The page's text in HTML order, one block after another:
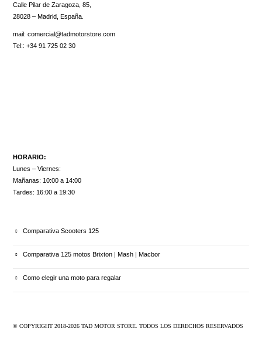
Calle Pilar de Zaragoza, 85,
28028 – Madrid, España.
mail:comercial@tadmotorstore.com
Tel:: +34 91 725 02 30
HORARIO:
Lunes – Viernes:
Mañanas: 10:00 a 14:00
Tardes: 16:00 a 19:30
Comparativa Scooters 125
Comparativa 125 motos Brixton | Mash | Macbor
Como elegir una moto para regalar
© COPYRIGHT 2018-2026 TAD MOTOR STORE. TODOS LOS DERECHOS RESERVADOS